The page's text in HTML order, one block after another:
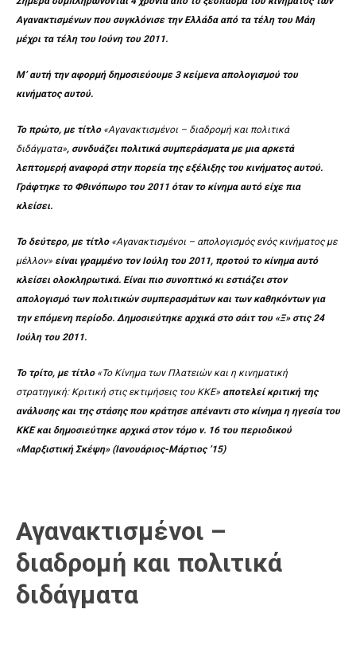
Αγανακτισμένων που συγκλόνισε την Ελλάδα από τα τέλη του Μάη
μέχρι τα τέλη του Ιούνη του 2011.
Μ’ αυτή την αφορμή δημοσιεύουμε 3 κείμενα απολογισμού του
κινήματος αυτού.
Το πρώτο, με τίτλο «Αγανακτισμένοι – διαδρομή και πολιτικά
διδάγματα», συνδυάζει πολιτικά συμπεράσματα με μια αρκετά
λεπτομερή αναφορά στην πορεία της εξέλιξης του κινήματος αυτού.
Γράφτηκε το Φθινόπωρο του 2011 όταν το κίνημα αυτό είχε πια
κλείσει.
Το δεύτερο, με τίτλο «Αγανακτισμένοι – απολογισμός ενός κινήματος με
μέλλον» είναι γραμμένο τον Ιούλη του 2011, προτού το κίνημα αυτό
κλείσει ολοκληρωτικά. Είναι πιο συνοπτικό κι εστιάζει στον
απολογισμό των πολιτικών συμπερασμάτων και των καθηκόντων για
την επόμενη περίοδο. Δημοσιεύτηκε αρχικά στο σάιτ του «Ξ» στις 24
Ιούλη του 2011.
Το τρίτο, με τίτλο «Το Κίνημα των Πλατειών και η κινηματική
στρατηγική: Κριτική στις εκτιμήσεις του ΚΚΕ» αποτελεί κριτική της
ανάλυσης και της στάσης που κράτησε απέναντι στο κίνημα η ηγεσία του
ΚΚΕ και δημοσιεύτηκε αρχικά στον τόμο ν. 16 του περιοδικού
«Μαρξιστική Σκέψη» (Ιανουάριος-Μάρτιος ’15)
Αγανακτισμένοι –
διαδρομή και πολιτικά
διδάγματα